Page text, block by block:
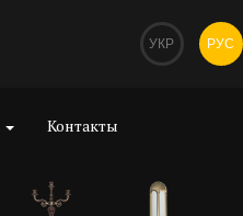
УКР РУС
Контакты